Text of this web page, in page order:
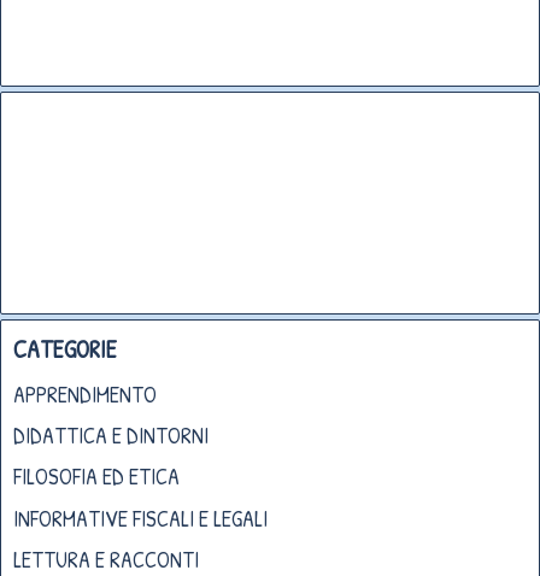
CATEGORIE
APPRENDIMENTO
DIDATTICA E DINTORNI
FILOSOFIA ED ETICA
INFORMATIVE FISCALI E LEGALI
LETTURA E RACCONTI